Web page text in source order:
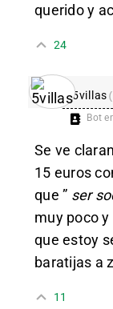
querido y
24
5villas
Bot
Se ve
15 euros
que ” ser
muy poco
que estoy
baratijas a
11